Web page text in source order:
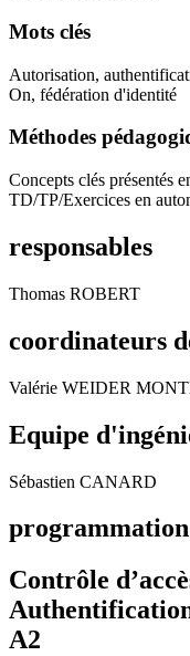
Mots clés
Autorisation,
On, fédération d'identité
Méthodes
Concepts clés présentés
TD/TP/Exercices en
responsables
Thomas ROBERT
coordinateurs
Valérie WEIDER
Equipe
Sébastien CANARD
programmation
Contrôle
A2